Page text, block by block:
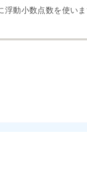
動小数点数を使いま